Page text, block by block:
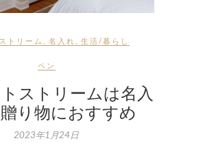
トリーム 名入れ 生活/暮らし
ペン
ストリームは名入
り物におすすめ
2023年1月24日